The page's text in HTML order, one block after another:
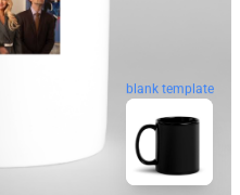
blank template